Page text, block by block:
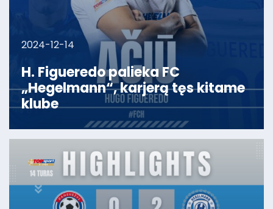
2024-12-14
H. Figueredo palieka FC
„Hegelmann“, karjerą tęs kitame
klube